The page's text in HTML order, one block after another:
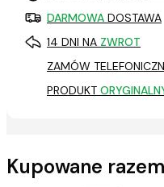
DARMOWA DOSTAWA
14 DNI NA ZWROT
ZAMÓW
PRODUKT
Kupowane